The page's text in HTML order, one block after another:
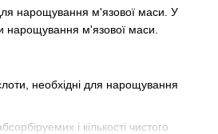
нарощування м'язової маси. У
нарощування м'язової маси.
необхідні для нарощування
і кількості чистого